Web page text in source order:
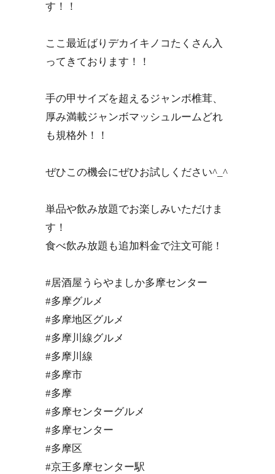
す！！
ここ最近ばりデカイキノコたくさん入
ってきております！！
手の甲サイズを超えるジャンボ椎茸、
厚み満載ジャンボマッシュルームどれ
も規格外！！
ぜひこの機会にぜひお試しください^_^
単品や飲み放題でお楽しみいただけま
す！
食べ飲み放題も追加料金で注文可能！
#居酒屋うらやましか多摩センター
#多摩グルメ
#多摩地区グルメ
#多摩川線グルメ
#多摩川線
#多摩市
#多摩
#多摩センターグルメ
#多摩センター
#多摩区
#京王多摩センター駅